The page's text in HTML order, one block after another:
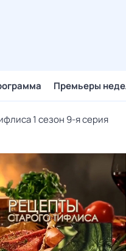
Премьеры
1 сезон 9-я серия